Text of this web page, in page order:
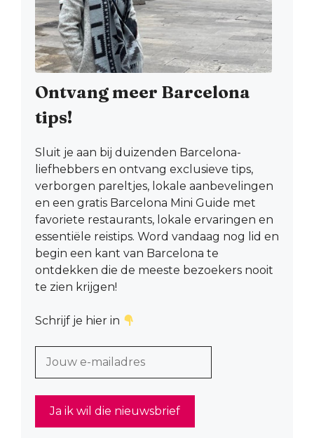
Ontvang meer Barcelona
tips!
Sluit je aan bij duizenden Barcelona-
liefhebbers en ontvang exclusieve tips,
verborgen pareltjes, lokale aanbevelingen
en een gratis Barcelona Mini Guide met
favoriete restaurants, lokale ervaringen en
essentiële reistips. Word vandaag nog lid en
begin een kant van Barcelona te
ontdekken die de meeste bezoekers nooit
te zien krijgen!
Schrijf je hier in